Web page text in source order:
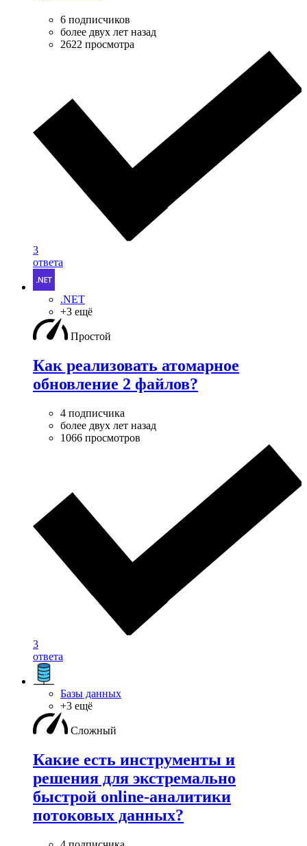
6 подписчиков
более двух лет назад
2622 просмотра
3
ответа
.NET
+3 ещё
Простой
Как реализовать атомарное
обновление 2 файлов?
4 подписчика
более двух лет назад
1066 просмотров
3
ответа
Базы данных
+3 ещё
Сложный
Какие есть инструменты и
решения для экстремально
быстрой online-аналитики
потоковых данных?